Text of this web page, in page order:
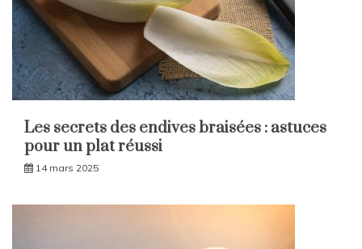
Les secrets des endives braisées : astuces
pour un plat réussi
14 mars 2025